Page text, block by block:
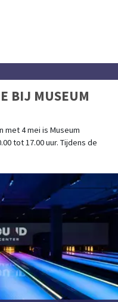
BIJ MUSEUM
met 4 mei is Museum
tot 17.00 uur. Tijdens de